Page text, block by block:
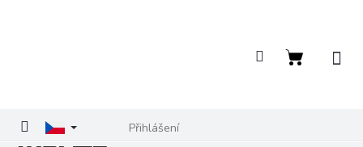
Přihlášení
Nákupní